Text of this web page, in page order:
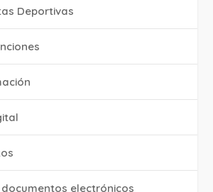
Deportivas
electrónicos